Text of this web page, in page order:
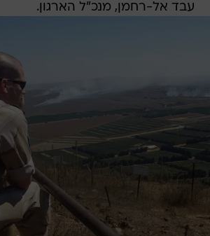
עבד אל-רחמן, מנכ"ל הארגון.